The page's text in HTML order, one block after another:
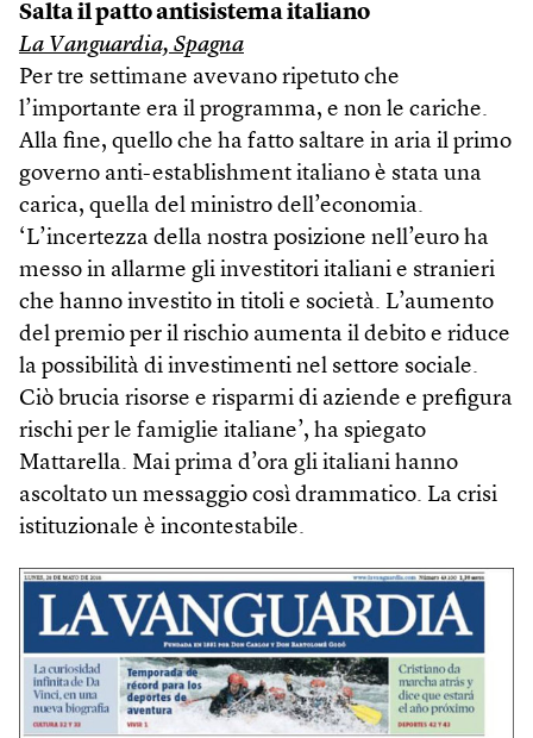
Salta il patto antisistema italiano
La Vanguardia, Spagna
Per tre settimane avevano ripetuto che
l’importante era il programma, e non le cariche.
Alla fine, quello che ha fatto saltare in aria il primo
governo anti-establishment italiano è stata una
carica, quella del ministro dell’economia.
‘L’incertezza della nostra posizione nell’euro ha
messo in allarme gli investitori italiani e stranieri
che hanno investito in titoli e società. L’aumento
del premio per il rischio aumenta il debito e riduce
la possibilità di investimenti nel settore sociale.
Ciò brucia risorse e risparmi di aziende e prefigura
rischi per le famiglie italiane’, ha spiegato
Mattarella. Mai prima d’ora gli italiani hanno
ascoltato un messaggio così drammatico. La crisi
istituzionale è incontestabile.